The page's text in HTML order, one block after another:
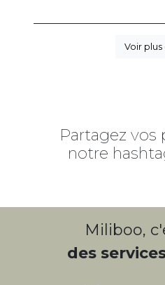
Voir plus
Partagez vos
notre
Miliboo,
des